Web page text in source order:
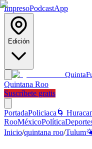
ImpresoPodcastApp
Edición
Quinta
Quintana Roo
Suscríbete gratis
PortadaPoliciaca 🌀
RooMéxicoPolítica
Inicio/quintana roo/Tulum